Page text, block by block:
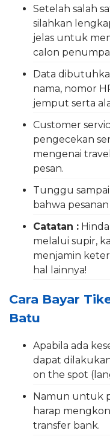
Setelah salah
silahkan
jelas untuk
calon
Data
nama, nomor
jemput serta
Customer
pengecekan
mengenai
pesan.
Tunggu
bahwa
Catatan :
melalui supir,
menjamin
hal lainnya!
Cara Bayar
Batu
Apabila ada
dapat
on the spot
Namun untuk
harap
transfer bank.